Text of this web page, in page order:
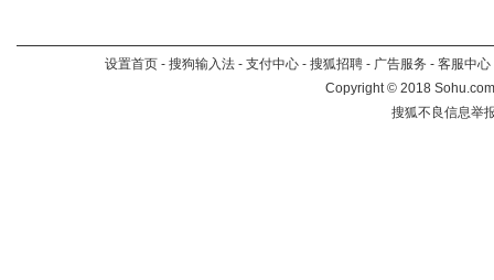
设置首页 - 搜狗输入法 - 支付中心 - 搜狐招聘 - 广告服务 - 客服中心
Copyright©2018
搜狐不良信息举